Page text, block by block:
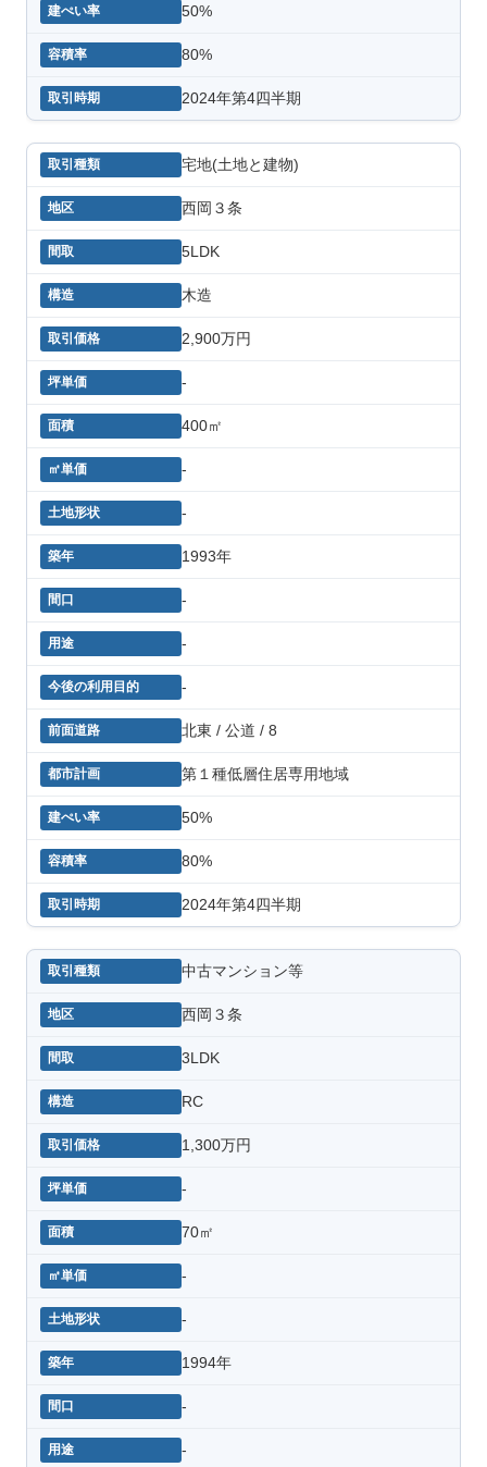
50%
80%
2024年第4四半期
宅地(土地と建物)
西岡３条
5LDK
木造
2,900万円
-
400㎡
-
-
1993年
-
-
-
北東 / 公道 / 8
第１種低層住居専用地域
50%
80%
2024年第4四半期
中古マンション等
西岡３条
3LDK
RC
1,300万円
-
70㎡
-
-
1994年
-
-